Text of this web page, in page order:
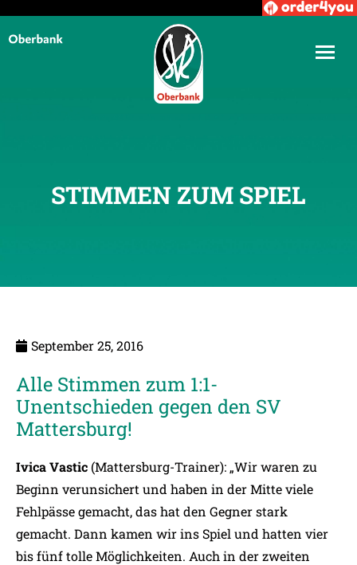
STIMMEN ZUM SPIEL
September 25, 2016
Alle Stimmen zum 1:1-
Unentschieden gegen den SV
Mattersburg!
Ivica Vastic(Mattersburg-Trainer): „Wir waren zu
Beginn verunsichert und haben in der Mitte viele
Fehlpässe gemacht, das hat den Gegner stark
gemacht. Dann kamen wir ins Spiel und hatten vier
bis fünf tolle Möglichkeiten. Auch in der zweiten